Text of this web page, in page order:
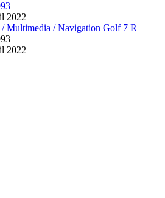
2022
Multimedia / Navigation Golf 7 R
2022